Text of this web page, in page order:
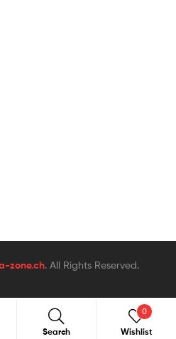
zone.ch. All Rights Reserved.
Search Search
Wishlist
0